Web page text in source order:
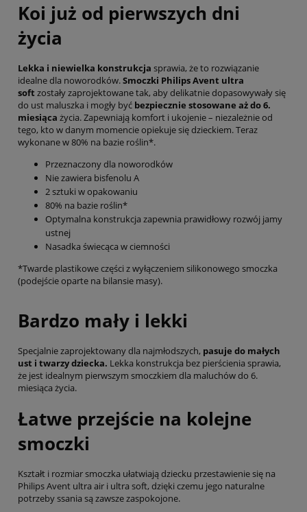
Koi już od pierwszych dni
życia
Lekka i niewielka konstrukcja sprawia, że to rozwiązanie
idealne dla noworodków.Smoczki Philips Avent ultra
soft zostały zaprojektowane tak, aby delikatnie dopasowywały się
do ust maluszka i mogły być bezpiecznie stosowane aż do 6.
miesiąca życia. Zapewniają komfort i ukojenie – niezależnie od
tego, kto w danym momencie opiekuje się dzieckiem. Teraz
wykonane w 80% na bazie roślin*.
Przeznaczony dla noworodków
Nie zawiera bisfenolu A
2 sztuki w opakowaniu
80% na bazie roślin*
Optymalna konstrukcja zapewnia prawidłowy rozwój jamy
ustnej
Nasadka świecąca w ciemności
*Twarde plastikowe części z wyłączeniem silikonowego smoczka
(podejście oparte na bilansie masy).
Bardzo mały i lekki
Specjalnie zaprojektowany dla najmłodszych, pasuje do małych
ust i twarzy dziecka. Lekka konstrukcja bez pierścienia sprawia,
że jest idealnym pierwszym smoczkiem dla maluchów do 6.
miesiąca życia.
Łatwe przejście na kolejne
smoczki
Kształt i rozmiar smoczka ułatwiają dziecku przestawienie się na
Philips Avent ultra air i ultra soft, dzięki czemu jego naturalne
potrzeby ssania są zawsze zaspokojone.